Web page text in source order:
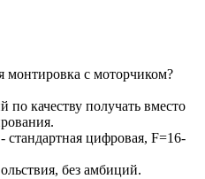
монтировка с моторчиком?
по качеству получать вместо
цифровая, F=16-
без амбиций.